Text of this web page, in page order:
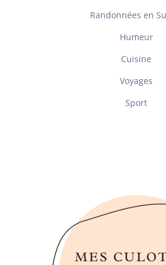
Randonnées en
Humeur
Cuisine
Voyages
Sport